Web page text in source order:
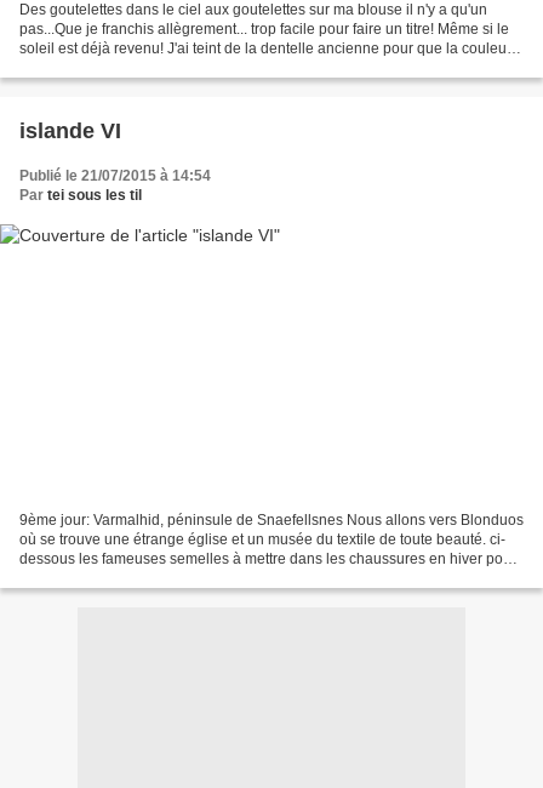
Des goutelettes dans le ciel aux goutelettes sur ma blouse il n'y a qu'un
pas...Que je franchis allègrement... trop facile pour faire un titre! Même si le
soleil est déjà revenu! J'ai teint de la dentelle ancienne pour que la couleur
islande VI
Publié le 21/07/2015 à 14:54
Par tei sous les til
9ème jour: Varmalhid, péninsule de Snaefellsnes Nous allons vers Blonduos
où se trouve une étrange église et un musée du textile de toute beauté. ci-
dessous les fameuses semelles à mettre dans les chaussures en hiver pour